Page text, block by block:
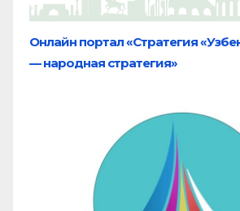
Онлайн портал «Стратегия
— народная стратегия»